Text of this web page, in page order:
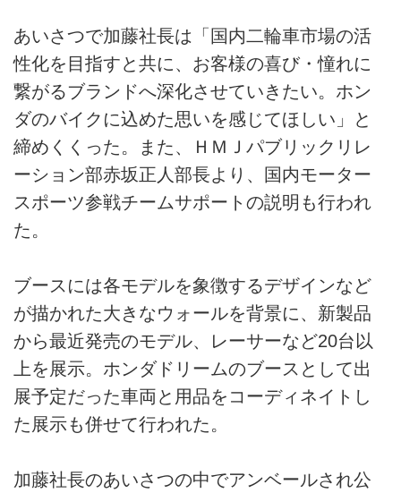
あいさつで加藤社長は「国内二輪車市場の活
性化を目指すと共に、お客様の喜び・憧れに
繋がるブランドへ深化させていきたい。ホン
ダのバイクに込めた思いを感じてほしい」と
締めくくった。また、ＨＭＪパブリックリレ
ーション部赤坂正人部長より、国内モーター
スポーツ参戦チームサポートの説明も行われ
た。
ブースには各モデルを象徴するデザインなど
が描かれた大きなウォールを背景に、新製品
から最近発売のモデル、レーサーなど20台以
上を展示。ホンダドリームのブースとして出
展予定だった車両と用品をコーディネイトし
た展示も併せて行われた。
加藤社長のあいさつの中でアンベールされ公